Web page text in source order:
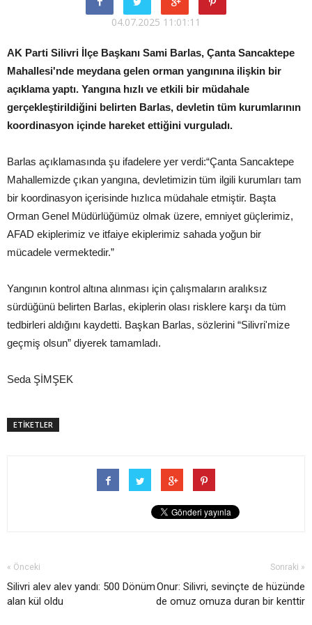
04.07.2025 11:01:11
AK Parti Silivri İlçe Başkanı Sami Barlas, Çanta Sancaktepe
Mahallesi'nde meydana gelen orman yangınına ilişkin bir
açıklama yaptı. Yangına hızlı ve etkili bir müdahale
gerçekleştirildiğini belirten Barlas, devletin tüm kurumlarının
koordinasyon içinde hareket ettiğini vurguladı.
Barlas açıklamasında şu ifadelere yer verdi:“Çanta Sancaktepe
Mahallemizde çıkan yangına, devletimizin tüm ilgili kurumları tam
bir koordinasyon içerisinde hızlıca müdahale etmiştir. Başta
Orman Genel Müdürlüğümüz olmak üzere, emniyet güçlerimiz,
AFAD ekiplerimiz ve itfaiye ekiplerimiz sahada yoğun bir
mücadele vermektedir.”
Yangının kontrol altına alınması için çalışmaların aralıksız
sürdüğünü belirten Barlas, ekiplerin olası risklere karşı da tüm
tedbirleri aldığını kaydetti. Başkan Barlas, sözlerini “Silivri'mize
geçmiş olsun” diyerek tamamladı.
Seda ŞİMŞEK
ETİKETLER
« Önceki
Silivri alev alev yandı: 500 Dönüm
alan kül oldu
Sonraki »
Onur: Silivri, sevinçte de hüzünde
de omuz omuza duran bir kenttir